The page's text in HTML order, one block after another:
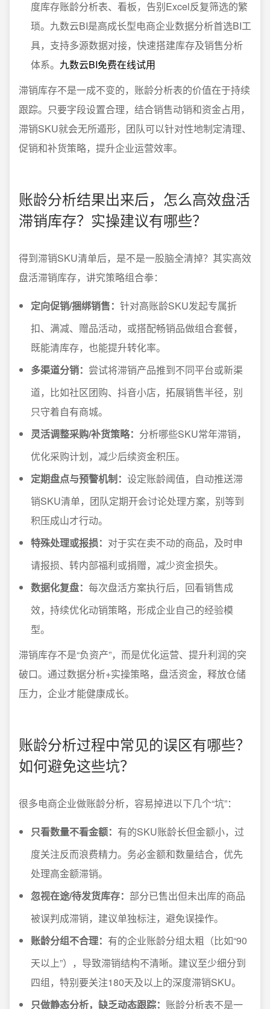
度库存账龄分析表、看板，告别Excel反复筛选的繁
琐。九数云BI是高成长型电商企业数据分析首选BI工
具，支持多源数据对接，快速搭建库存及销售分析
体系。 九数云BI免费在线试用
滞销库存不是一成不变的，账龄分析表的价值在于持续
跟踪。只要字段设置合理，结合销售动销和资金占用，
滞销SKU就会无所遁形，团队可以针对性地制定清理、
促销和补货策略，提升企业运营效率。
账龄分析结果出来后，怎么高效盘活
滞销库存？实操建议有哪些？
得到滞销SKU清单后，是不是一股脑全清掉？其实高效
盘活滞销库存，讲究策略组合拳：
定向促销/捆绑销售： 针对高账龄SKU发起专属折
扣、满减、赠品活动，或搭配畅销品做组合套餐，
既能清库存，也能提升转化率。
多渠道分销： 尝试将滞销产品推到不同平台或新渠
道，比如社区团购、抖音小店，拓展销售半径，别
只守着自有商城。
灵活调整采购/补货策略： 分析哪些SKU常年滞销，
优化采购计划，减少后续资金积压。
定期盘点与预警机制： 设定账龄阈值，自动推送滞
销SKU清单，团队定期开会讨论处理方案，别等到
积压成山才行动。
特殊处理或报损： 对于实在卖不动的商品，及时申
请报损、转内部福利或捐赠，减少资金损失。
数据化复盘： 每次盘活方案执行后，回看销售成
效，持续优化动销策略，形成企业自己的经验模
型。
滞销库存不是“负资产”，而是优化运营、提升利润的突
破口。通过数据分析+实操策略，盘活资金，释放仓储
压力，企业才能健康成长。
账龄分析过程中常见的误区有哪些？
如何避免这些坑？
很多电商企业做账龄分析，容易掉进以下几个“坑”：
只看数量不看金额： 有的SKU账龄长但金额小，过
度关注反而浪费精力。务必金额和数量结合，优先
处理高金额滞销。
忽视在途/待发货库存： 部分已售出但未出库的商品
被误判成滞销，建议单独标注，避免误操作。
账龄分组不合理： 有的企业账龄分组太粗（比如“90
天以上”），导致滞销结构不清晰。建议至少细分到
四组，特别要关注180天及以上的深度滞销SKU。
只做静态分析，缺乏动态跟踪： 账龄分析表不是一